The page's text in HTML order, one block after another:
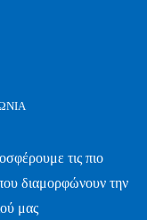
τις πιο
διαμορφώνουν την
μας